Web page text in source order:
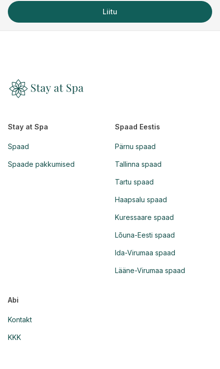
Liitu
Stay at Spa
Spaad
Spaade pakkumised
Spaad Eestis
Pärnu spaad
Tallinna spaad
Tartu spaad
Haapsalu spaad
Kuressaare spaad
Lõuna-Eesti spaad
Ida-Virumaa spaad
Lääne-Virumaa spaad
Abi
Kontakt
KKK